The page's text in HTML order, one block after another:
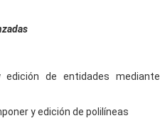
de entidades mediante
y edición de polilíneas